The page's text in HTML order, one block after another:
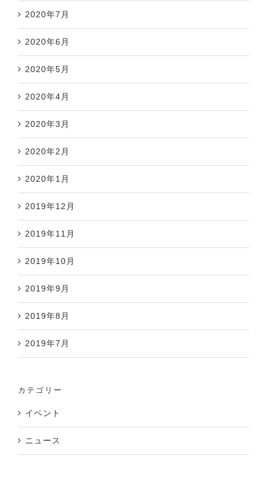
2020年7月
2020年6月
2020年5月
2020年4月
2020年3月
2020年2月
2020年1月
2019年12月
2019年11月
2019年10月
2019年9月
2019年8月
2019年7月
カテゴリー
イベント
ニュース